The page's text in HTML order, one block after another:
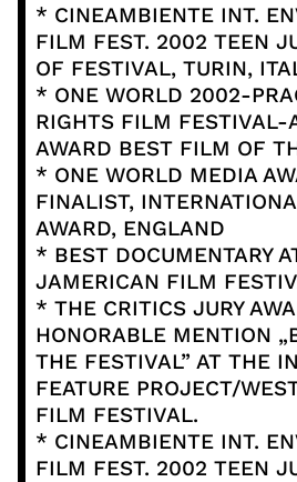
* CINEAMBIENTE INT.
FILM FEST. 2002 TEEN
OF FESTIVAL, TURIN,
* ONE WORLD 2002-
RIGHTS FILM FESTIVAL-
AWARD BEST FILM OF
* ONE WORLD MEDIA
FINALIST,
AWARD, ENGLAND
* BEST DOCUMENTARY
JAMERICAN FILM
* THE CRITICS JURY
HONORABLE MENTION
THE FESTIVAL” AT THE
FEATURE PROJECT/
FILM FESTIVAL.
* CINEAMBIENTE INT.
FILM FEST. 2002 TEEN